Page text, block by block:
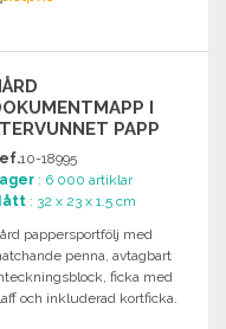
I
PAPP
10-18995
: 6 000 artiklar
: 32 x 23 x 1.5 cm
pappersportfölj med
penna, avtagbart
ficka med
och inkluderad kortficka.